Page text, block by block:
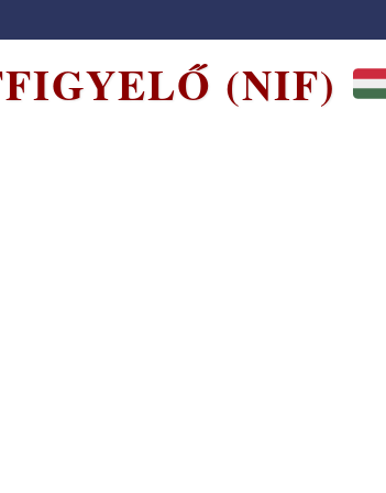
(NIF)